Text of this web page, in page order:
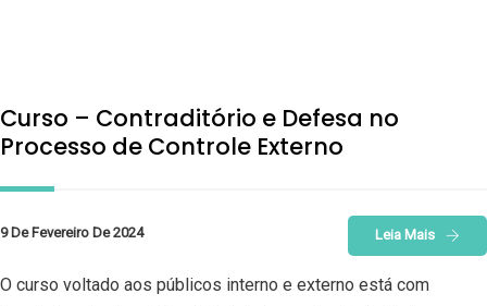
Curso – Contraditório e Defesa no
Processo de Controle Externo
9 De Fevereiro De 2024 Leia Mais
O curso voltado aos públicos interno e externo está com